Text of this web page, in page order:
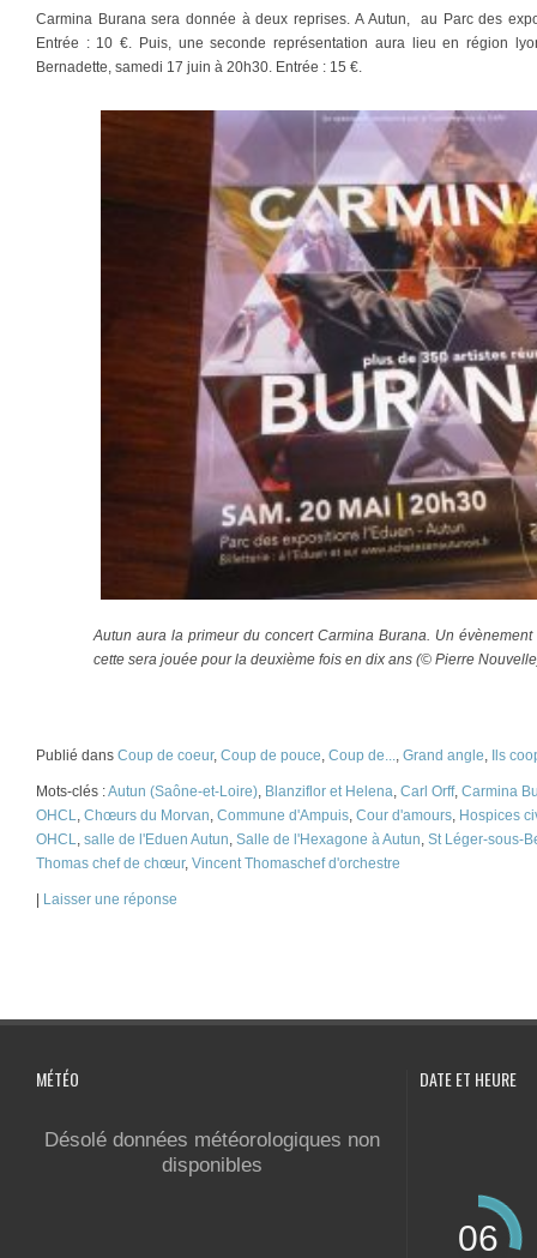
Carmina Burana sera donnée à deux reprises. A Autun, au Parc des
Entrée : 10 €. Puis, une seconde représentation aura lieu en région
Bernadette, samedi 17 juin à 20h30. Entrée : 15 €.
Autun aura la primeur du concert Carmina Burana. Un
cette sera jouée pour la deuxième fois en dix ans (© Pierre
Publié dans Coup de coeur, Coup de pouce, Coup de..., Grand angle, Ils
Mots-clés :Autun (Saône-et-Loire), Blanziflor et Helena, Carl Orff, Carmina
OHCL, Chœurs du Morvan, Commune d'Ampuis, Cour d'amours, Hospices
OHCL, salle de l'Eduen Autun, Salle de l'Hexagone à Autun, St Léger-sous-
Thomas chef de chœur, Vincent Thomaschef d'orchestre
Laisser une réponse
MÉTÉO
Désolé données météorologiques non
disponibles
DATE ET HEURE
06